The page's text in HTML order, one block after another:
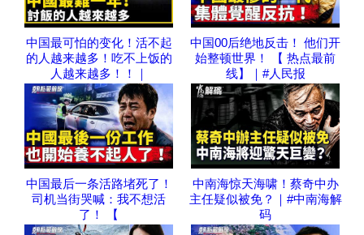
中国最可怕的变化！活不起
的人越来越多！吃不上饭的
人越来越多！！｜
中国00后绝地反击！ 他们开
始整顿世界！ 【 热点最前
线】｜#人民报
中国最后一条活路堵死了！
司机当街哭喊：我不想活
了！ 【
中南海惊天海啸！蔡奇中办
主任疑似被免？｜#中南海解
码